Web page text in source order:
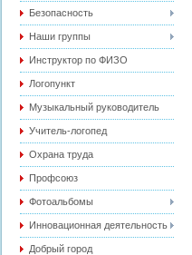
Безопасность
Наши группы
Инструктор по ФИЗО
Логопункт
Музыкальный руководитель
Учитель-логопед
Охрана труда
Профсоюз
Фотоальбомы
Инновационная деятельность
Добрый город